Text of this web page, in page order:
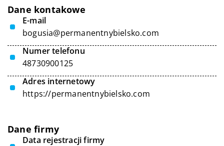
Dane kontakowe
E-mail
bogusia@permanentnybielsko.com
Numer telefonu
48730900125
Adres internetowy
https://permanentnybielsko.com
Dane firmy
Data rejestracji firmy